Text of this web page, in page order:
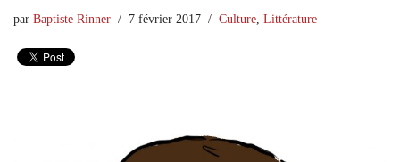
par Baptiste Rinner 7 février 2017 Culture Littérature